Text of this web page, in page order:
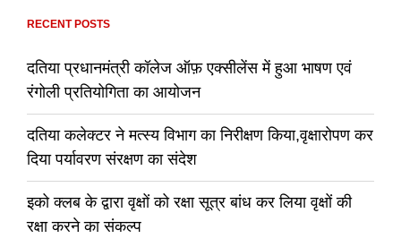
RECENT POSTS
दतिया प्रधानमंत्री कॉलेज ऑफ़ एक्सीलेंस में हुआ भाषण एवं
रंगोली प्रतियोगिता का आयोजन
दतिया कलेक्टर ने मत्स्य विभाग का निरीक्षण किया,वृक्षारोपण कर
दिया पर्यावरण संरक्षण का संदेश
इको क्लब के द्वारा वृक्षों को रक्षा सूत्र बांध कर लिया वृक्षों की
रक्षा करने का संकल्प